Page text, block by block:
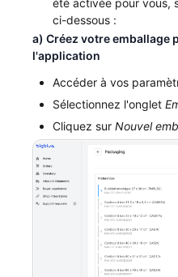
été activée pour vous,
ci-dessous :
a) Créez votre emballage
l'application
Accéder à vos
Sélectionnez l'onglet
Cliquez surNouvel